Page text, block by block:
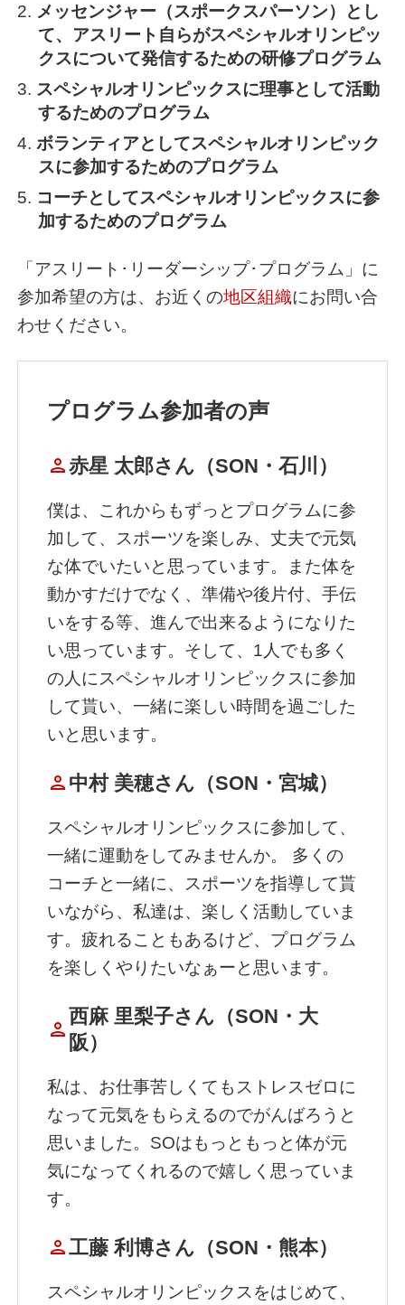
メッセンジャー（スポークスパーソン）とし
て、アスリート自らがスペシャルオリンピッ
クスについて発信するための研修プログラム
スペシャルオリンピックスに理事として活動
するためのプログラム
ボランティアとしてスペシャルオリンピック
スに参加するためのプログラム
コーチとしてスペシャルオリンピックスに参
加するためのプログラム
「アスリート･リーダーシップ･プログラム」に
参加希望の方は、お近くの地区組織にお問い合
わせください。
プログラム参加者の声
person赤星 太郎さん（SON・石川）
僕は、これからもずっとプログラムに参
加して、スポーツを楽しみ、丈夫で元気
な体でいたいと思っています。また体を
動かすだけでなく、準備や後片付、手伝
いをする等、進んで出来るようになりた
い思っています。そして、1人でも多く
の人にスペシャルオリンピックスに参加
して貰い、一緒に楽しい時間を過ごした
いと思います。
person 中村 美穂さん（SON・宮城）
スペシャルオリンピックスに参加して、
一緒に運動をしてみませんか。 多くの
コーチと一緒に、スポーツを指導して貰
いながら、私達は、楽しく活動していま
す。疲れることもあるけど、プログラム
を楽しくやりたいなぁーと思います。
person
西麻 里梨子さん（SON・大
阪）
私は、お仕事苦しくてもストレスゼロに
なって元気をもらえるのでがんばろうと
思いました。SOはもっともっと体が元
気になってくれるので嬉しく思っていま
す。
person工藤 利博さん（SON・熊本）
スペシャルオリンピックスをはじめて、